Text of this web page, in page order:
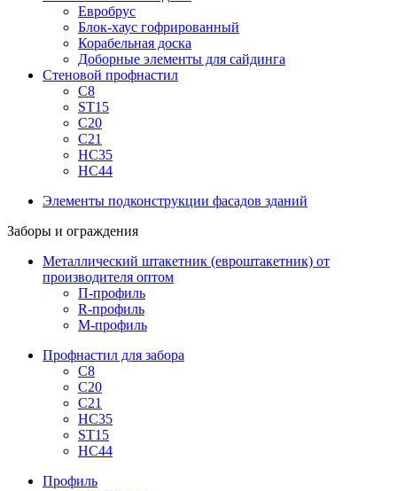
Евробрус
Блок-хаус гофрированный
Корабельная доска
Доборные элементы для сайдинга
Стеновой профнастил
С8
ST15
С20
С21
НС35
НС44
Элементы подконструкции фасадов зданий
Заборы и ограждения
Металлический штакетник (евроштакетник) от
производителя оптом
П-профиль
R-профиль
М-профиль
Профнастил для забора
С8
С20
С21
НС35
ST15
НС44
Профиль